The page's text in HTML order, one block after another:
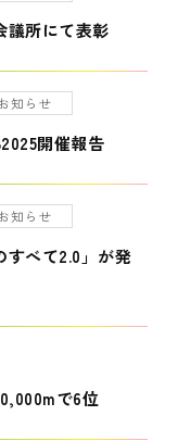
議所にて表彰
知らせ
開催報告
知らせ
すべて2.0」が発
で6位